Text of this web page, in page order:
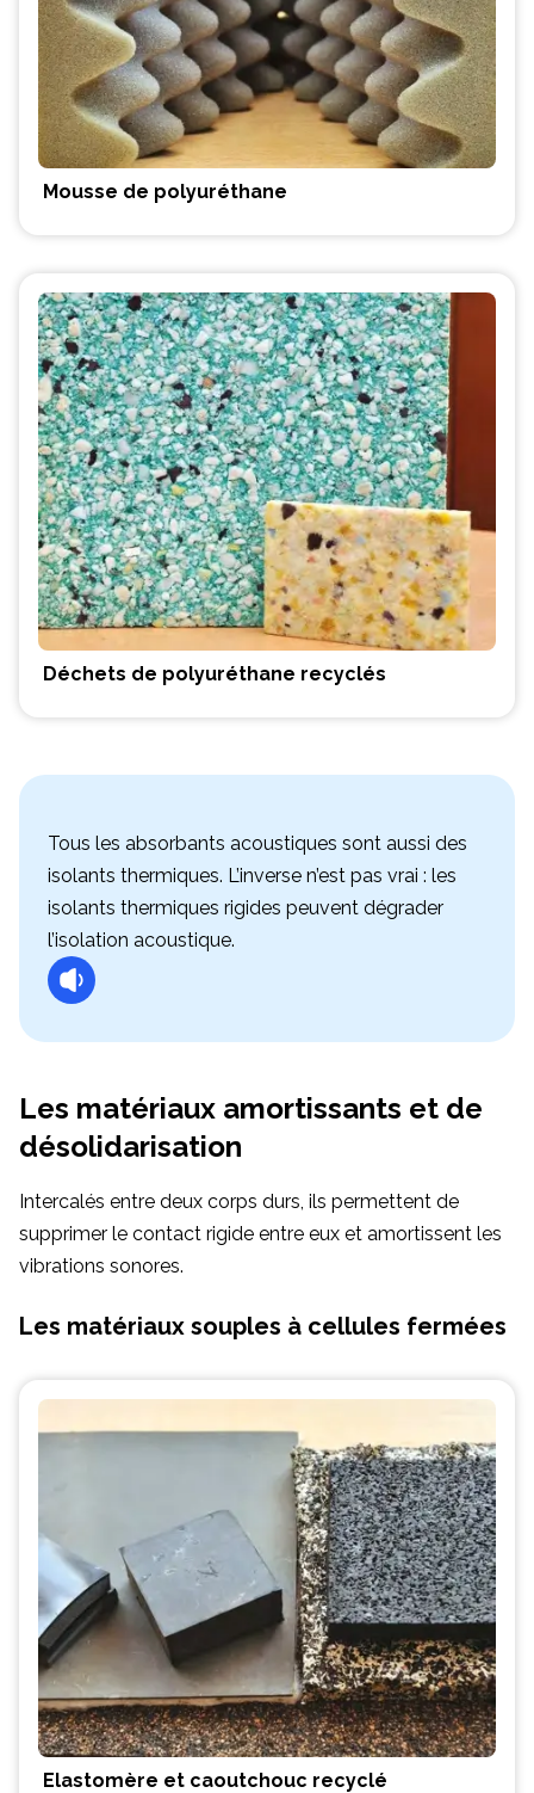
Mousse de polyuréthane
Déchets de polyuréthane recyclés
Tous les absorbants acoustiques sont aussi des
isolants thermiques. L’inverse n’est pas vrai : les
isolants thermiques rigides peuvent dégrader
l’isolation acoustique.
Les matériaux amortissants et de
désolidarisation
Intercalés entre deux corps durs, ils permettent de
supprimer le contact rigide entre eux et amortissent les
vibrations sonores.
Les matériaux souples à cellules fermées
Elastomère et caoutchouc recyclé